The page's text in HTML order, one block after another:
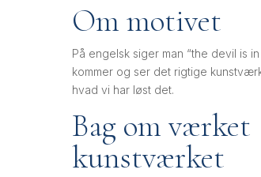
Om motivet
På engelsk siger man “the devil is
kommer og ser det rigtige
hvad vi har løst det.
Bag om værket
kunstværket